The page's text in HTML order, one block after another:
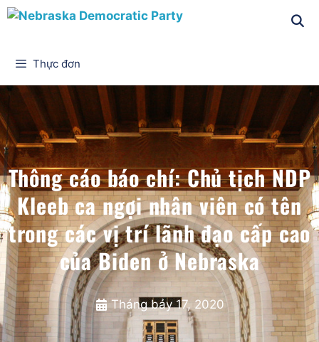
Thực đơn
Thông cáo báo chí: Chủ tịch NDP
Kleeb ca ngợi nhân viên có tên
trong các vị trí lãnh đạo cấp cao
của Biden ở Nebraska
Tháng bảy 17, 2020